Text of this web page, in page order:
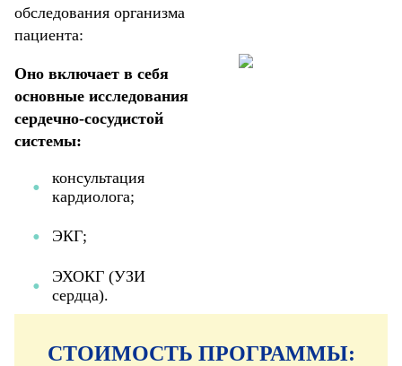
обследования организма
пациента:
Оно включает в себя
основные исследования
сердечно-сосудистой
системы:
консультация
кардиолога;
ЭКГ;
ЭХОКГ (УЗИ
сердца).
СТОИМОСТЬ ПРОГРАММЫ: